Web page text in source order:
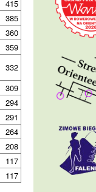
415
385
360
359
332
309
294
291
264
208
117
117